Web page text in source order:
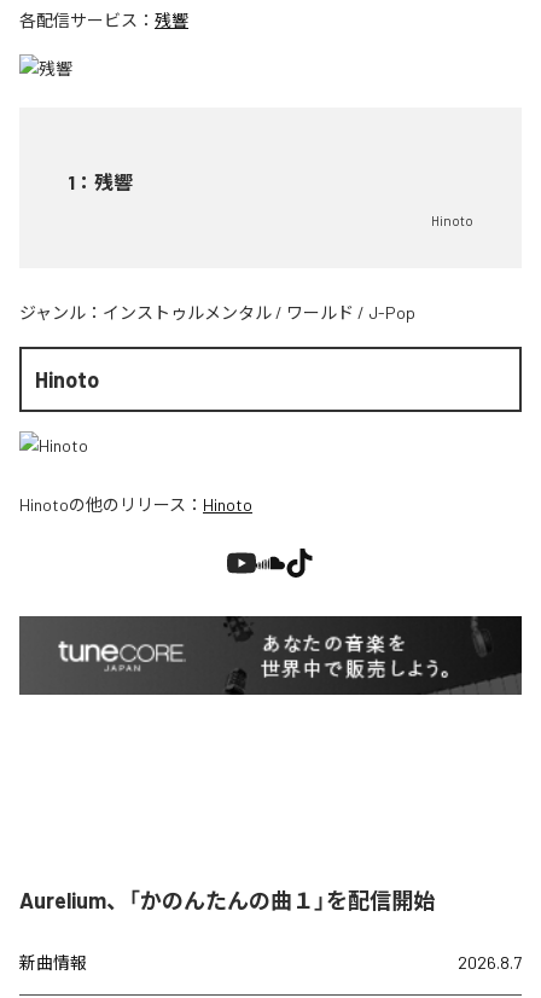
各配信サービス： 残響
1 ： 残響
Hinoto
ジャンル： インストゥルメンタル / ワールド / J-Pop
Hinoto
Hinotoの他のリリース： Hinoto
Aurelium、「かのんたんの曲１」を配信開始
新曲情報 2026.8.7